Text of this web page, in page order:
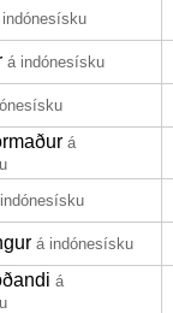
á indónesísku
á
á indónesísku
á